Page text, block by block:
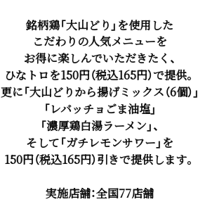
銘柄鶏「大山どり」を使用した
こだわりの人気メニューを
お得に楽しんでいただきたく、
ひなトロを150円（税込165円）で提供。
更に「大山どりから揚げミックス（6個）」
「レバッチョごま油塩」
「濃厚鶏白湯ラーメン」、
そして「ガチレモンサワー」を
150円（税込165円）引きで提供します。
実施店舗：全国77店舗